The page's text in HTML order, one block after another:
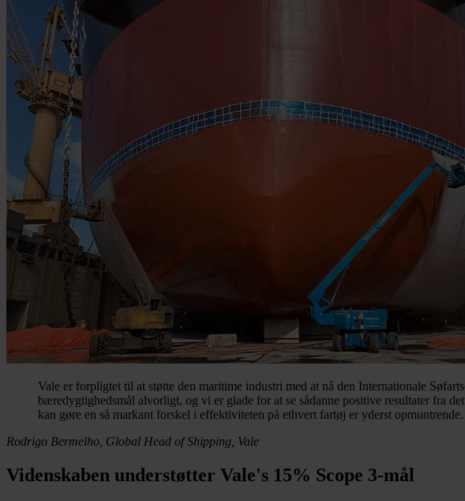
Vale er forpligtet til at støtte den maritime industri med at nå den Internationale
bæredygtighedsmål alvorligt, og vi er glade for at se sådanne positive resultater fra
kan gøre en så markant forskel i effektiviteten på ethvert fartøj er yderst opmuntrende.
Rodrigo Bermelho, Global Head of Shipping, Vale
Videnskaben understøtter Vale's 15% Scope 3-mål